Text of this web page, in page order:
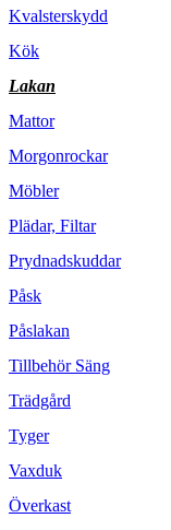
Kvalsterskydd
Kök
Lakan
Mattor
Morgonrockar
Möbler
Plädar, Filtar
Prydnadskuddar
Påsk
Påslakan
Tillbehör Säng
Trädgård
Tyger
Vaxduk
Överkast